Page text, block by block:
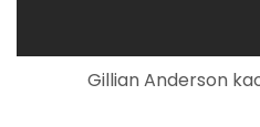
Gillian Anderson